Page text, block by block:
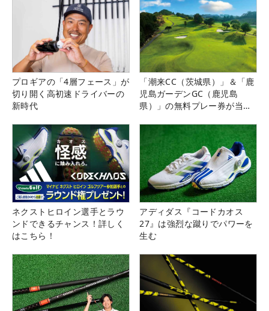
プロギアの「4層フェース」が
切り開く高初速ドライバーの
新時代
「潮来CC（茨城県）」＆「鹿
児島ガーデンGC（鹿児島
県）」の無料プレー券が当た
ネクストヒロイン選手とラウ
ンドできるチャンス！詳しく
はこちら！
アディダス『コードカオス
27』は強烈な蹴りでパワーを
生む